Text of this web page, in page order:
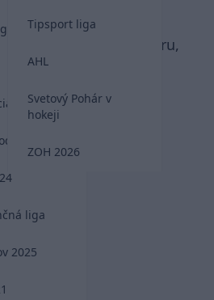
MS 2026
liga
2025
Tipsport liga
AHL
Svetový Pohár v
hokeji
ZOH 2026
hokeja Pavla Demitru,